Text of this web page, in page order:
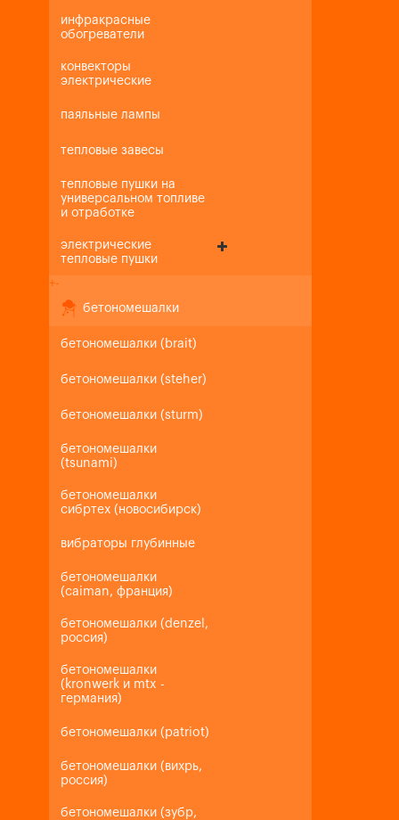
инфракрасные
обогреватели
конвекторы
электрические
паяльные лампы
тепловые завесы
тепловые пушки на
универсальном топливе
и отработке
электрические
тепловые пушки
+-
бетономешалки
бетономешалки (brait)
бетономешалки (steher)
бетономешалки (sturm)
бетономешалки
(tsunami)
бетономешалки
сибртех (новосибирск)
вибраторы глубинные
бетономешалки
(caiman, франция)
бетономешалки (denzel,
россия)
бетономешалки
(kronwerk и mtx -
германия)
бетономешалки (patriot)
бетономешалки (вихрь,
россия)
бетономешалки (зубр,